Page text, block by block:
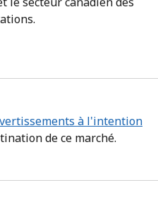
à l'intention
de ce marché.